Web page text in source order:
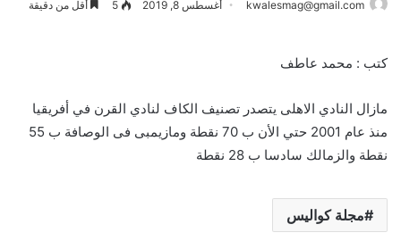
kwalesmag@gmail.com أغسطس 8, 2019 5 أقل من دقيقة
كتب : محمد عاطف
مازال النادي الاهلى يتصدر تصنيف الكاف لنادي القرن في أفريقيا
منذ عام 2001 حتي الأن ب 70 نقطة ومازيمبى فى الوصافة ب 55
نقطة والزمالك سادسا ب 28 نقطة
مجلة كواليس